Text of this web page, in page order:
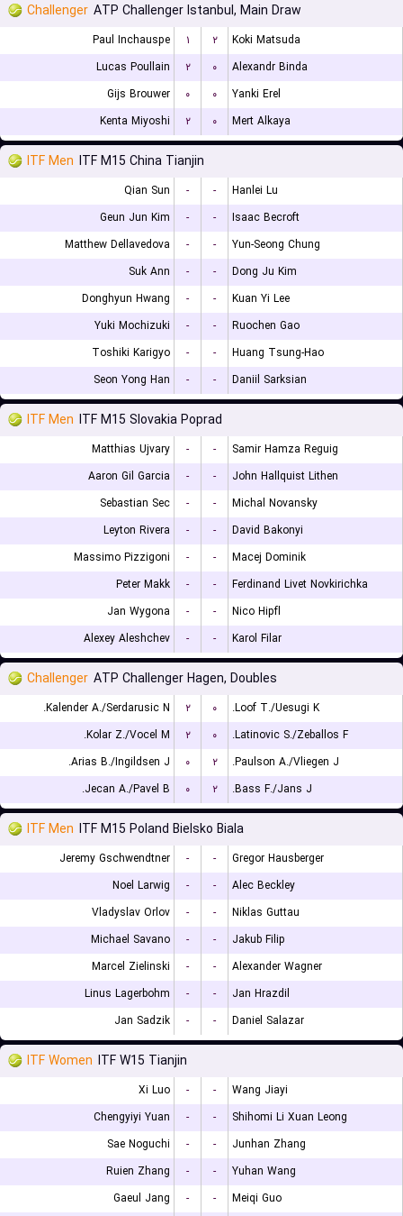
Challenger ATP Challenger Istanbul, Main Draw
Paul Inchauspe ۱ ۲
Koki Matsuda
Lucas Poullain
۲ ۰
Alexandr Binda
Gijs Brouwer
۰ ۰
Yanki Erel
Kenta Miyoshi
۲ ۰ Mert Alkaya
ITF Men ITF M15 China Tianjin
Qian Sun - -
Hanlei Lu
Geun Jun Kim
- -
Isaac Becroft
Matthew Dellavedova
- -
Yun-Seong Chung
Suk Ann
- -
Dong Ju Kim
Donghyun Hwang
- -
Kuan Yi Lee
Yuki Mochizuki
- -
Ruochen Gao
Toshiki Karigyo
- -
Huang Tsung-Hao
Seon Yong Han
- - Daniil Sarksian
ITF Men ITF M15 Slovakia Poprad
Matthias Ujvary - -
Samir Hamza Reguig
Aaron Gil Garcia
- -
John Hallquist Lithen
Sebastian Sec
- -
Michal Novansky
Leyton Rivera
- -
David Bakonyi
Massimo Pizzigoni
- -
Macej Dominik
Peter Makk
- -
Ferdinand Livet Novkirichka
Jan Wygona
- -
Nico Hipfl
Alexey Aleshchev
- - Karol Filar
Challenger ATP Challenger Hagen, Doubles
Kalender A./Serdarusic N. ۲ ۰
Loof T./Uesugi K.
Kolar Z./Vocel M.
۲ ۰
Latinovic S./Zeballos F.
Arias B./Ingildsen J.
۰ ۲
Paulson A./Vliegen J.
Jecan A./Pavel B.
۰ ۲ Bass F./Jans J.
ITF Men ITF M15 Poland Bielsko Biala
Jeremy Gschwendtner - -
Gregor Hausberger
Noel Larwig
- -
Alec Beckley
Vladyslav Orlov
- -
Niklas Guttau
Michael Savano
- -
Jakub Filip
Marcel Zielinski
- -
Alexander Wagner
Linus Lagerbohm
- -
Jan Hrazdil
Jan Sadzik
- - Daniel Salazar
ITF Women ITF W15 Tianjin
Xi Luo - -
Wang Jiayi
Chengyiyi Yuan
- -
Shihomi Li Xuan Leong
Sae Noguchi
- -
Junhan Zhang
Ruien Zhang
- -
Yuhan Wang
Gaeul Jang
- -
Meiqi Guo